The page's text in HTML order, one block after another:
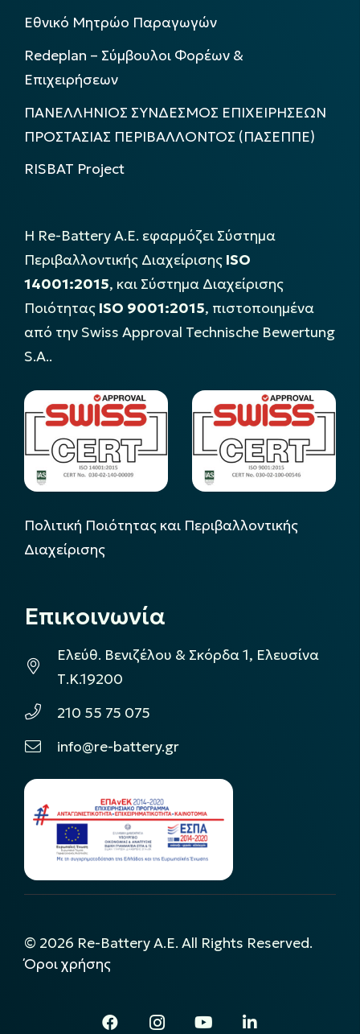
Εθνικό Μητρώο Παραγωγών
Redeplan – Σύμβουλοι Φορέων &
Επιχειρήσεων
ΠΑΝΕΛΛΗΝΙΟΣ ΣΥΝΔΕΣΜΟΣ ΕΠΙΧΕΙΡΗΣΕΩΝ
ΠΡΟΣΤΑΣΙΑΣ ΠΕΡΙΒΑΛΛΟΝΤΟΣ (ΠΑΣΕΠΠΕ)
RISBAT Project
Η Re-Battery Α.Ε. εφαρμόζει Σύστημα
Περιβαλλοντικής Διαχείρισης ISO
14001:2015, και Σύστημα Διαχείρισης
Ποιότητας ISO 9001:2015, πιστοποιημένα
από την Swiss Approval Technische Bewertung
S.A..
Πολιτική Ποιότητας και Περιβαλλοντικής
Διαχείρισης
Επικοινωνία
Ελεύθ. Βενιζέλου & Σκόρδα 1, Ελευσίνα
Τ.Κ.19200
210 55 75 075
info@re-battery.gr
© 2026 Re-Battery A.E. All Rights Reserved.
Όροι χρήσης